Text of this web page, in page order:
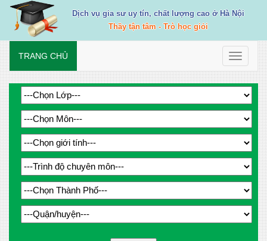
Dịch vụ gia sư uy tín, chất lượng cao ở Hà Nội
Thầy tận tâm - Trò học giỏi
Toggle
TRANG CHỦ